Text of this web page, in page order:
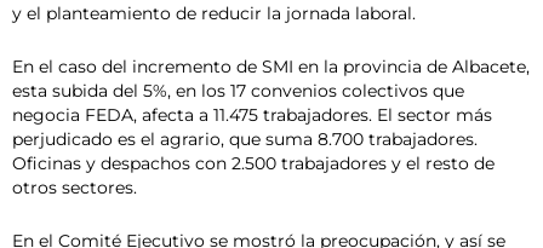
y el planteamiento de reducir la jornada laboral.
En el caso del incremento de SMI en la provincia de Albacete,
esta subida del 5%, en los 17 convenios colectivos que
negocia FEDA, afecta a 11.475 trabajadores. El sector más
perjudicado es el agrario, que suma 8.700 trabajadores.
Oficinas y despachos con 2.500 trabajadores y el resto de
otros sectores.
En el Comité Ejecutivo se mostró la preocupación, y así se